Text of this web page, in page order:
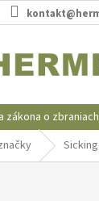
zákona o